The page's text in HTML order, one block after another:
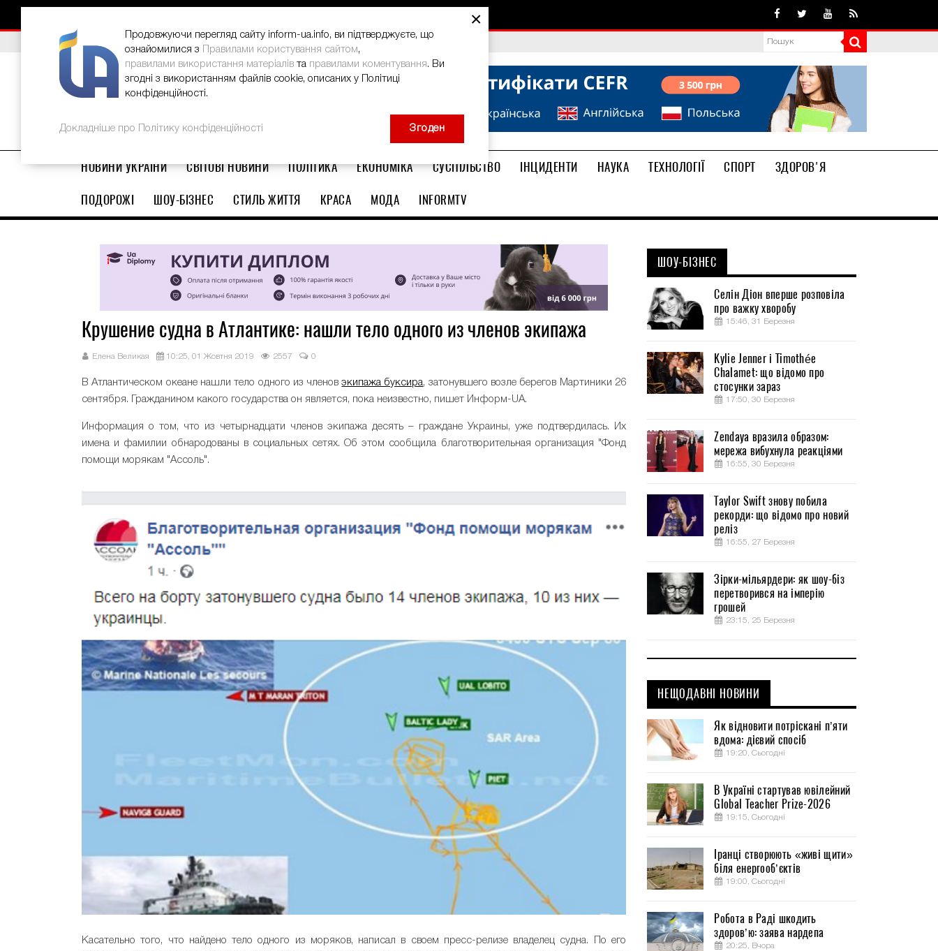
ВИБІР РЕДАКЦІЇ В Україні стартував ювілейний Global Teacher Prize-2026
НОВИНИ УКРАЇНИ СВІТОВІ НОВИНИ ПОЛІТИКА ЕКОНОМІКА СУСПІЛЬСТВО ІНЦИДЕНТИ НАУКА ТЕХНОЛОГІЇ СПОРТ
ЗДОРОВ'Я
ПОДОРОЖІ
ШОУ-БІЗНЕС СТИЛЬ ЖИТТЯ КРАСА МОДА INFORMTV
Крушение судна в Атлантике: нашли тело одного из членов экипажа
Елена Великая 10:25, 01 Жовтня 2019 2557 0
В Атлантическом океане нашли тело одного из членовэкипажа буксира, затонувшего возле берегов Мартиники 26
сентября. Гражданином какого государства он является, пока неизвестно, пишет Информ-UA.
Информация о том, что из четырнадцати членов экипажа десять – граждане Украины, уже подтвердилась. Их
имена и фамилии обнародованы в социальных сетях. Об этом сообщила благотворительная организация "Фонд
помощи морякам "Ассоль".
Касательно того, что найдено тело одного из моряков, написал в своем пресс-релизе владелец судна. По его
ШОУ-БІЗНЕС
Селін Діон вперше розповіла
про важку хворобу
15:46, 31 Березня
Kylie Jenner і Timothée
Chalamet: що відомо про
стосунки зараз
17:50, 30 Березня
Zendaya вразила образом:
мережа вибухнула реакціями
16:55, 30 Березня
Taylor Swift знову побила
рекорди: що відомо про новий
реліз
16:55, 27 Березня
Зірки-мільярдери: як шоу-біз
перетворився на імперію
грошей
23:15, 25 Березня
НЕЩОДАВНІ НОВИНИ
Як відновити потріскані п’яти
вдома: дієвий спосіб
19:20, Сьогодні
В Україні стартував ювілейний
Global Teacher Prize-2026
19:15, Сьогодні
Іранці створюють «живі щити»
біля енергооб’єктів
19:00, Сьогодні
Робота в Раді шкодить
здоров’ю: заява нардепа
20:25, Вчора
×
Продовжуючи перегляд сайту inform-ua.info, ви підтверджуєте, що
ознайомилися з
Правилами користування сайтом,
правилами використання матеріалів та правилами коментування. Ви
згодні з використанням файлів cookie, описаних у Політиці
конфіденційності.
Докладніше про Політику конфіденційності Згоден